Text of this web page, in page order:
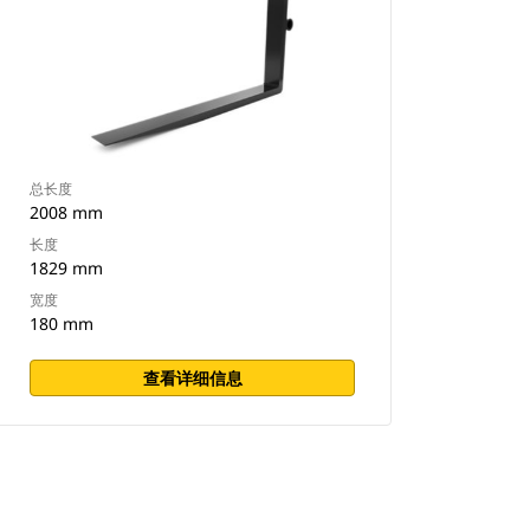
总长度
2008 mm
长度
1829 mm
宽度
180 mm
查看详细信息